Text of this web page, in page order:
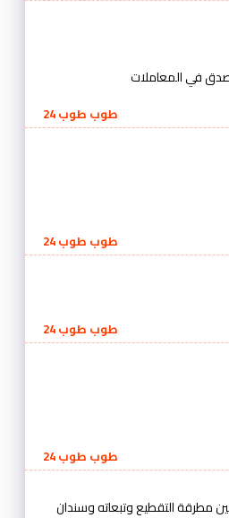
في المعاملات
طوب طوب 24
طوب طوب 24
طوب طوب 24
طوب طوب 24
مطرقة التقطيع وتبعاته وسندان